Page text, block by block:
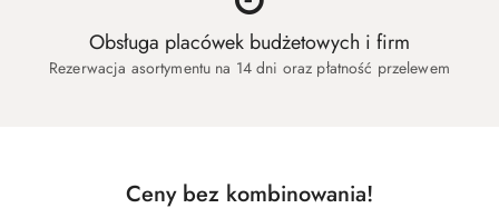
Obsługa placówek budżetowych i firm
Rezerwacja asortymentu na 14 dni oraz płatność przelewem
Pomiń karuzelę produktów
Produkty
Ceny bez kombinowania!